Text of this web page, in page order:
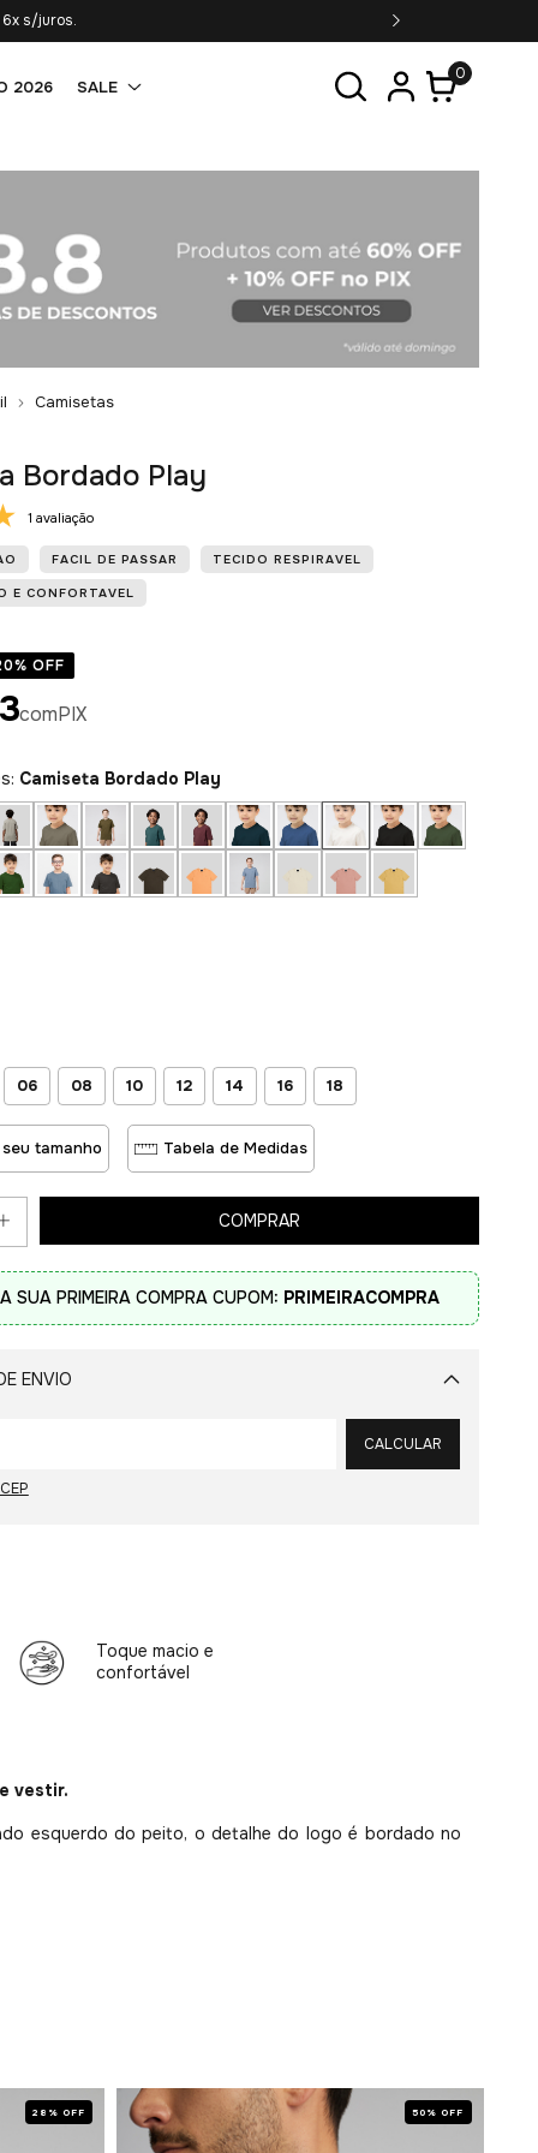
6x s/juros.
2026 SALE
0
Camisetas
Bordado Play
1 avaliação
FACIL DE PASSAR TECIDO RESPIRAVEL
E CONFORTAVEL
% OFF
comPIX
Camiseta Bordado Play
06 08 10 12 14 16 18
tamanho Tabela de Medidas
SUA PRIMEIRA COMPRA CUPOM: PRIMEIRACOMPRA
ENVIO
Alterar CEP
CALCULAR
Toque macio e
confortável
vestir.
esquerdo do peito, o detalhe do logo é bordado no
28% OFF 50% OFF